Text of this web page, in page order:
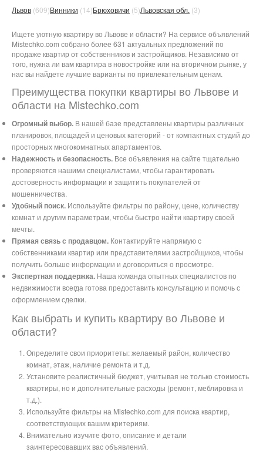
Львов (609)Винники (14)Брюховичи (5)Львовская обл. (3)
Ищете уютную квартиру во Львове и области? На сервисе объявлений
Mistechko.com собрано более 631 актуальных предложений по
продаже квартир от собственников и застройщиков. Независимо от
того, нужна ли вам квартира в новостройке или на вторичном рынке, у
нас вы найдете лучшие варианты по привлекательным ценам.
Преимущества покупки квартиры во Львове и
области на Mistechko.com
Огромный выбор. В нашей базе представлены квартиры различных
планировок, площадей и ценовых категорий - от компактных студий до
просторных многокомнатных апартаментов.
Надежность и безопасность. Все объявления на сайте тщательно
проверяются нашими специалистами, чтобы гарантировать
достоверность информации и защитить покупателей от
мошенничества.
Удобный поиск. Используйте фильтры по району, цене, количеству
комнат и другим параметрам, чтобы быстро найти квартиру своей
мечты.
Прямая связь с продавцом. Контактируйте напрямую с
собственниками квартир или представителями застройщиков, чтобы
получить больше информации и договориться о просмотре.
Экспертная поддержка. Наша команда опытных специалистов по
недвижимости всегда готова предоставить консультацию и помочь с
оформлением сделки.
Как выбрать и купить квартиру во Львове и
области?
Определите свои приоритеты: желаемый район, количество
комнат, этаж, наличие ремонта и т.д.
Установите реалистичный бюджет, учитывая не только стоимость
квартиры, но и дополнительные расходы (ремонт, меблировка и
т.д.).
Используйте фильтры на Mistechko.com для поиска квартир,
соответствующих вашим критериям.
Внимательно изучите фото, описание и детали
заинтересовавших вас объявлений.